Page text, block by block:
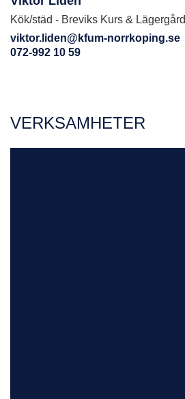
Kök/städ - Breviks Kurs & Lägergård
viktor.liden@kfum-norrkoping.se
072-992 10 59
VERKSAMHETER